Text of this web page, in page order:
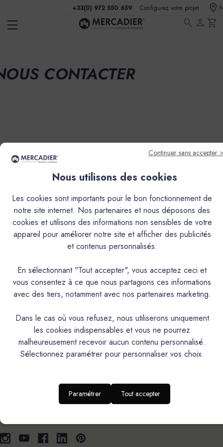
+33(0) 972 550 659 Configurez votre projet
search person shopping_cart
CONTACTER
Depuis 20 ans
Livraison offerte
PARCOURIR
NOS UNIVERS MATIÈRES
ESPACE CLIENT
RESTONS EN CONTACT
Continuer sans accepter
Nous utilisons des cookies
Les cookies sont importants pour le bon fonctionnement de
notre site internet. Nos partenaires et nous déposons des
cookies et utilisons des informations non sensibles de votre
appareil pour améliorer notre site et afficher des publicités
et contenus personnalisés.
En sélectionnant "Tout accepter", vous acceptez ceci et
vous consentez à ce que nous partagions ces informations
avec des tiers, notamment avec nos partenaires marketing.
Dans le cas où vous refusez, nous utiliserons uniquement
les cookies indispensables et vous ne pourrez
malheureusement recevoir aucun contenu personnalisé.
Sélectionnez paramétrer pour personnaliser vos choix.
Paramétrer Tout accepter